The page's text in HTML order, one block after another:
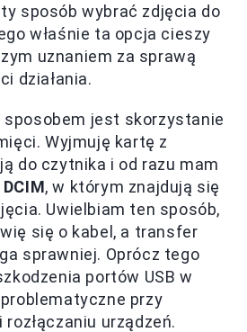
sposób wybrać zdjęcia do
właśnie ta opcja cieszy
uznaniem za sprawą
działania.
sposobem jest skorzystanie
Wyjmuję kartę z
do czytnika i od razu mam
, w którym znajdują się
Uwielbiam ten sposób,
się o kabel, a transfer
sprawniej. Oprócz tego
portów USB w
przy
urządzeń.